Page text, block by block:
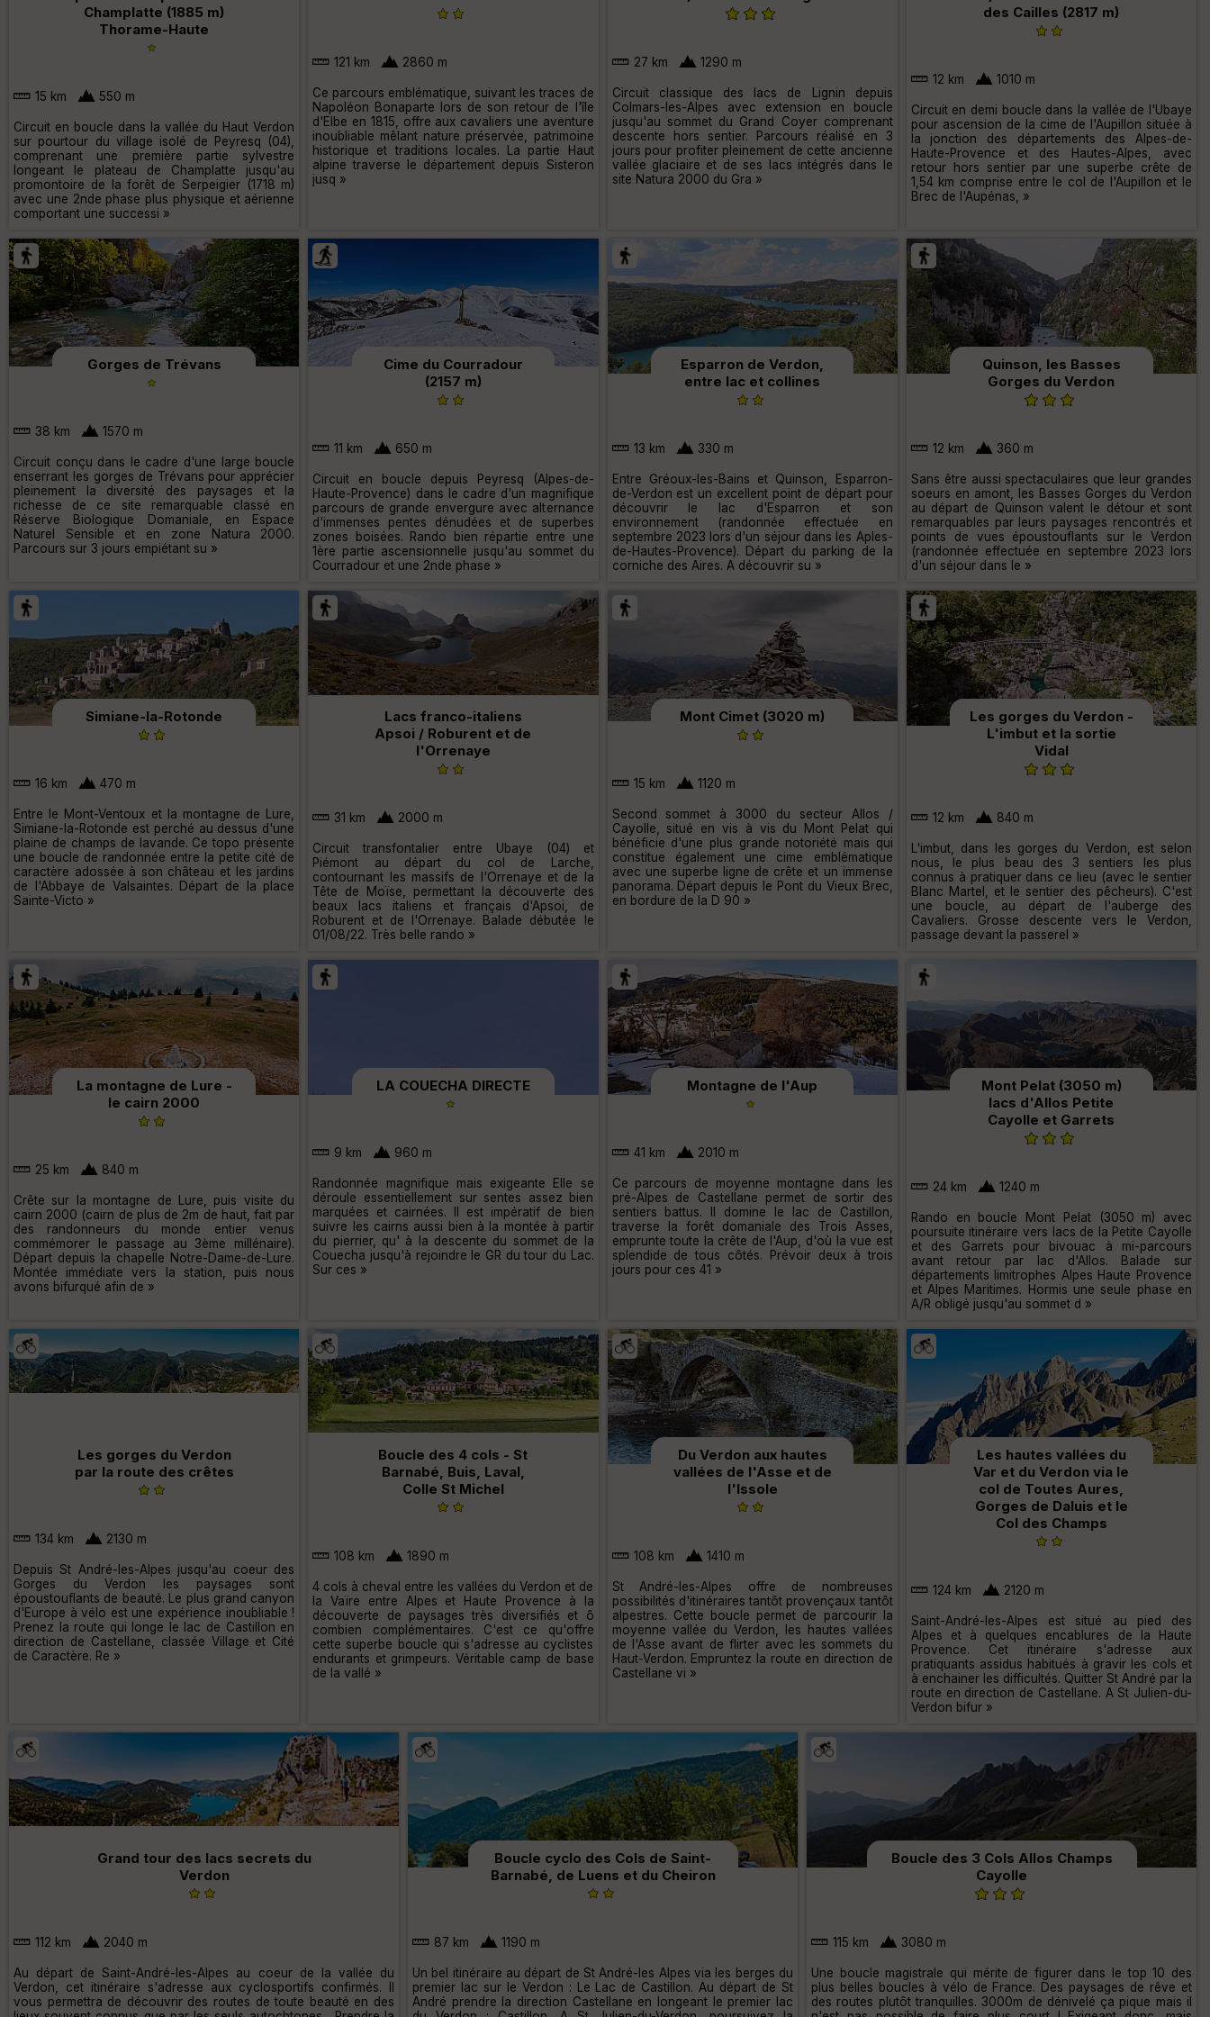
Champlatte (1885 m)
Thorame-Haute
15 km 550 m
Circuit en boucle dans la vallée du Haut Verdon
sur pourtour du village isolé de Peyresq (04),
comprenant une première partie sylvestre
longeant le plateau de Champlatte jusqu'au
promontoire de la forêt de Serpeigier (1718 m)
avec une 2nde phase plus physique et aérienne
comportant une successi »
121 km 2860 m
Ce parcours emblématique, suivant les traces de
Napoléon Bonaparte lors de son retour de l'île
d'Elbe en 1815, offre aux cavaliers une aventure
inoubliable mêlant nature préservée, patrimoine
historique et traditions locales. La partie Haut
alpine traverse le département depuis Sisteron
jusq »
27 km 1290 m
Circuit classique des lacs de Lignin depuis
Colmars-les-Alpes avec extension en boucle
jusqu'au sommet du Grand Coyer comprenant
descente hors sentier. Parcours réalisé en 3
jours pour profiter pleinement de cette ancienne
vallée glaciaire et de ses lacs intégrés dans le
site Natura 2000 du Gra »
des Cailles (2817 m)
12 km 1010 m
Circuit en demi boucle dans la vallée de l'Ubaye
pour ascension de la cime de l'Aupillon située à
la jonction des départements des Alpes-de-
Haute-Provence et des Hautes-Alpes, avec
retour hors sentier par une superbe crête de
1,54 km comprise entre le col de l'Aupillon et le
Brec de l'Aupénas, »
Gorges de Trévans
38 km 1570 m
Circuit conçu dans le cadre d'une large boucle
enserrant les gorges de Trévans pour apprécier
pleinement la diversité des paysages et la
richesse de ce site remarquable classé en
Réserve Biologique Domaniale, en Espace
Naturel Sensible et en zone Natura 2000.
Parcours sur 3 jours empiétant su »
Cime du Courradour
(2157 m)
11 km 650 m
Circuit en boucle depuis Peyresq (Alpes-de-
Haute-Provence) dans le cadre d'un magnifique
parcours de grande envergure avec alternance
d'immenses pentes dénudées et de superbes
zones boisées. Rando bien répartie entre une
1ère partie ascensionnelle jusqu'au sommet du
Courradour et une 2nde phase »
Esparron de Verdon,
entre lac et collines
13 km 330 m
Entre Gréoux-les-Bains et Quinson, Esparron-
de-Verdon est un excellent point de départ pour
découvrir le lac d'Esparron et son
environnement (randonnée effectuée en
septembre 2023 lors d'un séjour dans les Aples-
de-Hautes-Provence). Départ du parking de la
corniche des Aires. A découvrir su »
Quinson, les Basses
Gorges du Verdon
12 km 360 m
Sans être aussi spectaculaires que leur grandes
soeurs en amont, les Basses Gorges du Verdon
au départ de Quinson valent le détour et sont
remarquables par leurs paysages rencontrés et
points de vues époustouflants sur le Verdon
(randonnée effectuée en septembre 2023 lors
d'un séjour dans le »
Simiane-la-Rotonde
16 km 470 m
Entre le Mont-Ventoux et la montagne de Lure,
Simiane-la-Rotonde est perché au dessus d'une
plaine de champs de lavande. Ce topo présente
une boucle de randonnée entre la petite cité de
caractère adossée à son château et les jardins
de l'Abbaye de Valsaintes. Départ de la place
Sainte-Victo »
Lacs franco-italiens
Apsoi / Roburent et de
l'Orrenaye
31 km 2000 m
Circuit transfontalier entre Ubaye (04) et
Piémont au départ du col de Larche,
contournant les massifs de l'Orrenaye et de la
Tête de Moïse, permettant la découverte des
beaux lacs italiens et français d'Apsoi, de
Roburent et de l'Orrenaye. Balade débutée le
01/08/22. Très belle rando »
Mont Cimet (3020 m)
15 km 1120 m
Second sommet à 3000 du secteur Allos /
Cayolle, situé en vis à vis du Mont Pelat qui
bénéficie d'une plus grande notoriété mais qui
constitue également une cime emblématique
avec une superbe ligne de crête et un immense
panorama. Départ depuis le Pont du Vieux Brec,
en bordure de la D 90 »
Les gorges du Verdon -
L'imbut et la sortie
Vidal
12 km 840 m
L'imbut, dans les gorges du Verdon, est selon
nous, le plus beau des 3 sentiers les plus
connus à pratiquer dans ce lieu (avec le sentier
Blanc Martel, et le sentier des pêcheurs). C'est
une boucle, au départ de l'auberge des
Cavaliers. Grosse descente vers le Verdon,
passage devant la passerel »
La montagne de Lure -
le cairn 2000
25 km 840 m
Crête sur la montagne de Lure, puis visite du
cairn 2000 (cairn de plus de 2m de haut, fait par
des randonneurs du monde entier venus
commémorer le passage au 3ème millénaire).
Départ depuis la chapelle Notre-Dame-de-Lure.
Montée immédiate vers la station, puis nous
avons bifurqué afin de »
LA COUECHA DIRECTE
9 km 960 m
Randonnée magnifique mais exigeante Elle se
déroule essentiellement sur sentes assez bien
marquées et cairnées. Il est impératif de bien
suivre les cairns aussi bien à la montée à partir
du pierrier, qu' à la descente du sommet de la
Couecha jusqu'à rejoindre le GR du tour du Lac.
Sur ces »
Montagne de l'Aup
41 km 2010 m
Ce parcours de moyenne montagne dans les
pré-Alpes de Castellane permet de sortir des
sentiers battus. Il domine le lac de Castillon,
traverse la forêt domaniale des Trois Asses,
emprunte toute la crête de l'Aup, d'où la vue est
splendide de tous côtés. Prévoir deux à trois
jours pour ces 41 »
Mont Pelat (3050 m)
lacs d'Allos Petite
Cayolle et Garrets
24 km 1240 m
Rando en boucle Mont Pelat (3050 m) avec
poursuite itinéraire vers lacs de la Petite Cayolle
et des Garrets pour bivouac à mi-parcours
avant retour par lac d'Allos. Balade sur
départements limitrophes Alpes Haute Provence
et Alpes Maritimes. Hormis une seule phase en
A/R obligé jusqu'au sommet d »
Les gorges du Verdon
par la route des crêtes
134 km 2130 m
Depuis St André-les-Alpes jusqu'au coeur des
Gorges du Verdon les paysages sont
époustouflants de beauté. Le plus grand canyon
d'Europe à vélo est une expérience inoubliable !
Prenez la route qui longe le lac de Castillon en
direction de Castellane, classée Village et Cité
de Caractère. Re »
Boucle des 4 cols - St
Barnabé, Buis, Laval,
Colle St Michel
108 km 1890 m
4 cols à cheval entre les vallées du Verdon et de
la Vaïre entre Alpes et Haute Provence à la
découverte de paysages très diversifiés et ô
combien complémentaires. C'est ce qu'offre
cette superbe boucle qui s'adresse au cyclistes
endurants et grimpeurs. Véritable camp de base
de la vallé »
Du Verdon aux hautes
vallées de l'Asse et de
l'Issole
108 km 1410 m
St André-les-Alpes offre de nombreuses
possibilités d'itinéraires tantôt provençaux tantôt
alpestres. Cette boucle permet de parcourir la
moyenne vallée du Verdon, les hautes vallées
de l'Asse avant de flirter avec les sommets du
Haut-Verdon. Empruntez la route en direction de
Castellane vi »
Les hautes vallées du
Var et du Verdon via le
col de Toutes Aures,
Gorges de Daluis et le
Col des Champs
124 km 2120 m
Saint-André-les-Alpes est situé au pied des
Alpes et à quelques encablures de la Haute
Provence. Cet itinéraire s'adresse aux
pratiquants assidus habitués à gravir les cols et
à enchainer les difficultés. Quitter St André par la
route en direction de Castellane. A St Julien-du-
Verdon bifur »
Grand tour des lacs secrets du
Verdon
112 km 2040 m
Au départ de Saint-André-les-Alpes au coeur de la vallée du
Verdon, cet itinéraire s'adresse aux cyclosportifs confirmés. Il
vous permettra de découvrir des routes de toute beauté en des
Boucle cyclo des Cols de Saint-
Barnabé, de Luens et du Cheiron
87 km 1190 m
Un bel itinéraire au départ de St André-les Alpes via les berges du
premier lac sur le Verdon : Le Lac de Castillon. Au départ de St
André prendre la direction Castellane en longeant le premier lac
Boucle des 3 Cols Allos Champs
Cayolle
115 km 3080 m
Une boucle magistrale qui mérite de figurer dans le top 10 des
plus belles boucles à vélo de France. Des paysages de rêve et
des routes plutôt tranquilles. 3000m de dénivelé ça pique mais il